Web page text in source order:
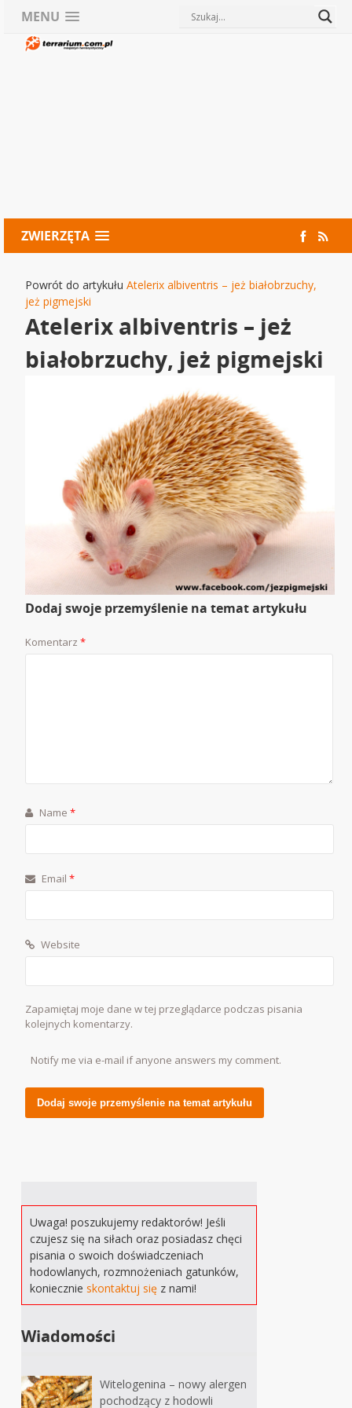
MENU
ZWIERZĘTA
Powrót do artykułuAtelerix albiventris – jeż białobrzuchy,
jeż pigmejski
Atelerix albiventris – jeż
białobrzuchy, jeż pigmejski
Dodaj swoje przemyślenie na temat artykułu
Komentarz*
Name*
Email*
Website
Zapamiętaj moje dane w tej przeglądarce podczas pisania
kolejnych komentarzy.
Notify me via e-mail if anyone answers my comment.
Uwaga! poszukujemy redaktorów! Jeśli
czujesz się na siłach oraz posiadasz chęci
pisania o swoich doświadczeniach
hodowlanych, rozmnożeniach gatunków,
koniecznieskontaktuj się z nami!
Wiadomości
Witelogenina – nowy alergen
pochodzący z hodowli